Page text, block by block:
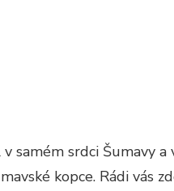
samém srdci Šumavy a
kopce. Rádi vás